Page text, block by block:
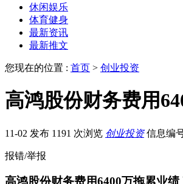
休闲娱乐
体育健身
最新资讯
最新推文
您现在的位置 : 首页 > 创业投资
高鸿股份财务费用
11-02 发布 1191 次浏览 创业投资 信息编
报错/举报